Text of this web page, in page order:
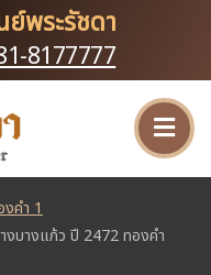
พระรัชดา
8177777
คำ 1
บางแก้ว ปี 2472 ทองคำ